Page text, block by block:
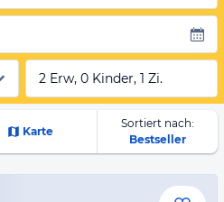
2 Erw, 0 Kinder, 1 Zi.
Karte
Sortiert nach:
Bestseller